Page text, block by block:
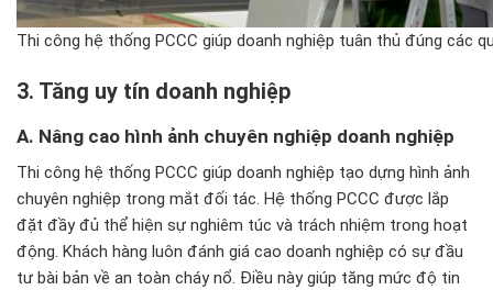
Thi công hệ thống PCCC giúp doanh nghiệp tuân thủ đúng các
3. Tăng uy tín doanh nghiệp
A. Nâng cao hình ảnh chuyên nghiệp doanh nghiệp
Thi công hệ thống PCCC giúp doanh nghiệp tạo dựng hình ảnh
chuyên nghiệp trong mắt đối tác. Hệ thống PCCC được lắp
đặt đầy đủ thể hiện sự nghiêm túc và trách nhiệm trong hoạt
động. Khách hàng luôn đánh giá cao doanh nghiệp có sự đầu
tư bài bản về an toàn cháy nổ. Điều này giúp tăng mức độ tin